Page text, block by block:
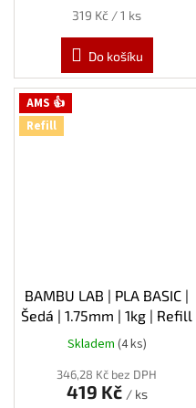
Měrná
319 Kč / 1 ks
Do košíku
AMS 👍
Refill
BAMBU LAB | PLA BASIC |
Šedá | 1.75mm | 1kg | Refill
Skladem (4 ks)
346,28 Kč bez DPH
419 Kč / ks